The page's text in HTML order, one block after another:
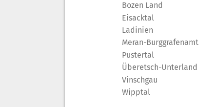
Bozen Land
Eisacktal
Ladinien
Meran-Burggrafenamt
Pustertal
Überetsch-Unterland
Vinschgau
Wipptal